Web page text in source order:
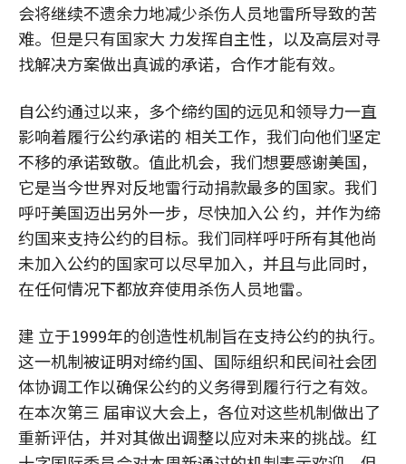
会将继续不遗余力地减少杀伤人员地雷所导致的苦
难。但是只有国家大 力发挥自主性，以及高层对寻
找解决方案做出真诚的承诺，合作才能有效。
自公约通过以来，多个缔约国的远见和领导力一直
影响着履行公约承诺的 相关工作，我们向他们坚定
不移的承诺致敬。值此机会，我们想要感谢美国，
它是当今世界对反地雷行动捐款最多的国家。我们
呼吁美国迈出另外一步，尽快加入公 约，并作为缔
约国来支持公约的目标。我们同样呼吁所有其他尚
未加入公约的国家可以尽早加入，并且与此同时，
在任何情况下都放弃使用杀伤人员地雷。
建 立于1999年的创造性机制旨在支持公约的执行。
这一机制被证明对缔约国、国际组织和民间社会团
体协调工作以确保公约的义务得到履行行之有效。
在本次第三 届审议大会上，各位对这些机制做出了
重新评估，并对其做出调整以应对未来的挑战。红